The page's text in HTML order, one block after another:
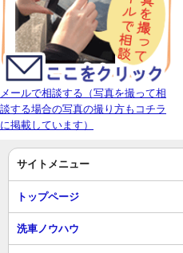
メールで相談する（写真を撮って相
談する場合の写真の撮り方もコチラ
に掲載しています）
サイトメニュー
トップページ
洗車ノウハウ